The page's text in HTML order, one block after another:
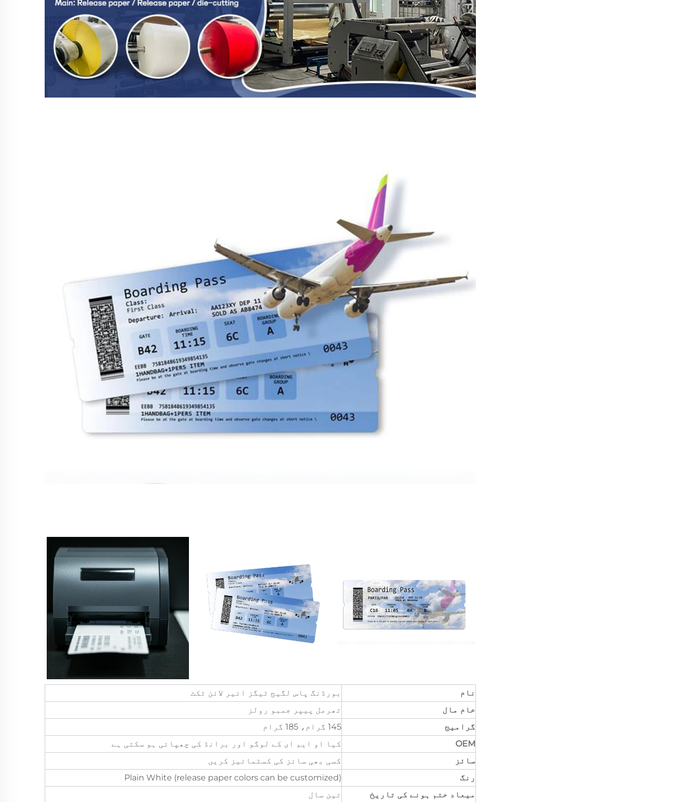
نام
بورڈنگ پاس لگیج ٹیگز ائیر لائن ٹکٹ
خام مال
تھرمل پیپر جمبو رولز
گرامیج
145 گرام، 185 گرام
OEM
کیا او ایم ای کے لوگو اور برانڈ کی چھپائی ہو سکتی ہے
سائز
کسی بھی سائز کی کسٹمائیز کریں
رنگ
Plain White (release paper colors can be customized)
میعاد ختم ہونے کی تاریخ
تین سال